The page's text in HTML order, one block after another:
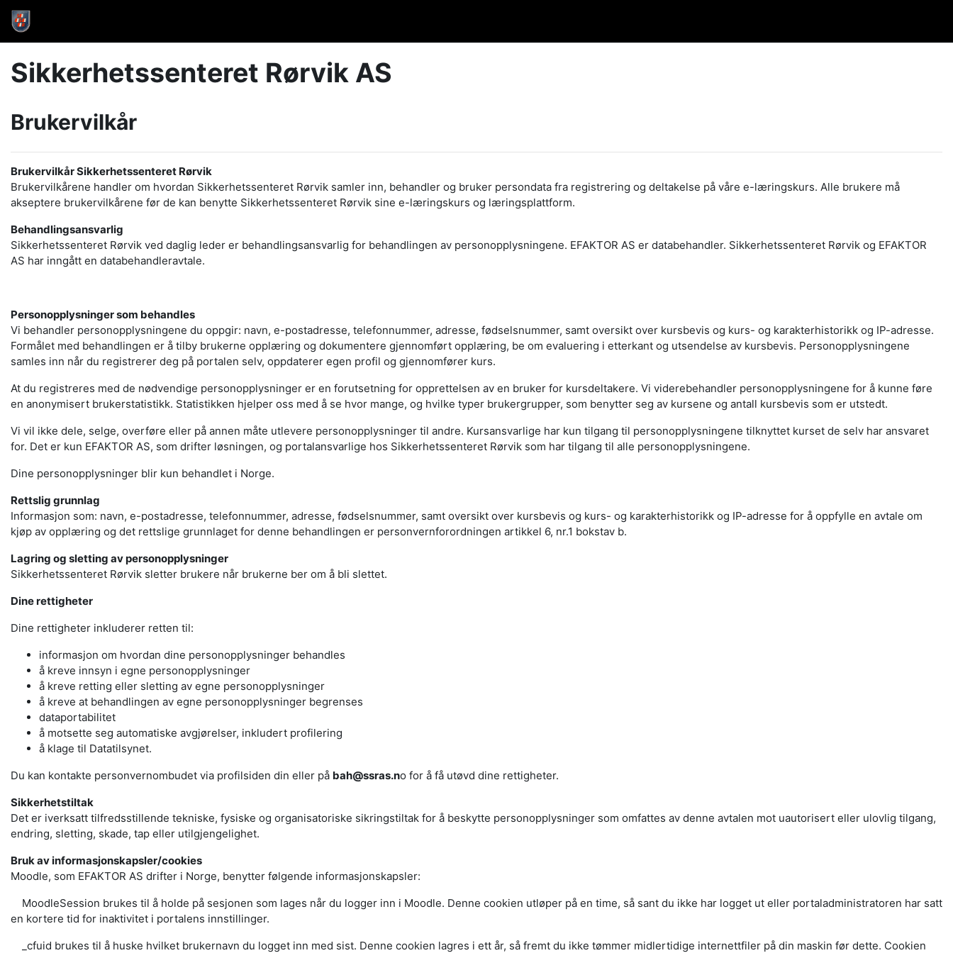
Gå til hovedinnhold
Sikkerhetssenteret Rørvik AS
Brukervilkår
Brukervilkår Sikkerhetssenteret Rørvik
Brukervilkårene handler om hvordan Sikkerhetssenteret Rørvik samler inn, behandler og bruker persondata fra registrering og deltakelse på våre e-læringskurs. Alle brukere må
akseptere brukervilkårene før de kan benytte Sikkerhetssenteret Rørvik sine e-læringskurs og læringsplattform.
Behandlingsansvarlig
Sikkerhetssenteret Rørvik ved daglig leder er behandlingsansvarlig for behandlingen av personopplysningene. EFAKTOR AS er databehandler. Sikkerhetssenteret Rørvik og EFAKTOR
AS har inngått en databehandleravtale.
Personopplysninger som behandles
Vi behandler personopplysningene du oppgir: navn, e-postadresse, telefonnummer, adresse, fødselsnummer, samt oversikt over kursbevis og kurs- og karakterhistorikk og IP-adresse.
Formålet med behandlingen er å tilby brukerne opplæring og dokumentere gjennomført opplæring, be om evaluering i etterkant og utsendelse av kursbevis. Personopplysningene
samles inn når du registrerer deg på portalen selv, oppdaterer egen profil og gjennomfører kurs.
At du registreres med de nødvendige personopplysninger er en forutsetning for opprettelsen av en bruker for kursdeltakere. Vi viderebehandler personopplysningene for å kunne føre
en anonymisert brukerstatistikk. Statistikken hjelper oss med å se hvor mange, og hvilke typer brukergrupper, som benytter seg av kursene og antall kursbevis som er utstedt.
Vi vil ikke dele, selge, overføre eller på annen måte utlevere personopplysninger til andre. Kursansvarlige har kun tilgang til personopplysningene tilknyttet kurset de selv har ansvaret
for. Det er kun EFAKTOR AS, som drifter løsningen, og portalansvarlige hos Sikkerhetssenteret Rørvik som har tilgang til alle personopplysningene.
Dine personopplysninger blir kun behandlet i Norge.
Rettslig grunnlag
Informasjon som: navn, e-postadresse, telefonnummer, adresse, fødselsnummer, samt oversikt over kursbevis og kurs- og karakterhistorikk og IP-adresse for å oppfylle en avtale om
kjøp av opplæring og det rettslige grunnlaget for denne behandlingen er personvernforordningen artikkel 6, nr.1 bokstav b.
Lagring og sletting av personopplysninger
Sikkerhetssenteret Rørvik sletter brukere når brukerne ber om å bli slettet.
Dine rettigheter
Dine rettigheter inkluderer retten til:
informasjon om hvordan dine personopplysninger behandles
å kreve innsyn i egne personopplysninger
å kreve retting eller sletting av egne personopplysninger
å kreve at behandlingen av egne personopplysninger begrenses
dataportabilitet
å motsette seg automatiske avgjørelser, inkludert profilering
å klage til Datatilsynet.
Du kan kontakte personvernombudet via profilsiden din eller på bah@ssras.no for å få utøvd dine rettigheter.
Sikkerhetstiltak
Det er iverksatt tilfredsstillende tekniske, fysiske og organisatoriske sikringstiltak for å beskytte personopplysninger som omfattes av denne avtalen mot uautorisert eller ulovlig tilgang,
endring, sletting, skade, tap eller utilgjengelighet.
Bruk av informasjonskapsler/cookies
Moodle, som EFAKTOR AS drifter i Norge, benytter følgende informasjonskapsler:
MoodleSession brukes til å holde på sesjonen som lages når du logger inn i Moodle. Denne cookien utløper på en time, så sant du ikke har logget ut eller portaladministratoren har satt
en kortere tid for inaktivitet i portalens innstillinger.
_cfuid brukes til å huske hvilket brukernavn du logget inn med sist. Denne cookien lagres i ett år, så fremt du ikke tømmer midlertidige internettfiler på din maskin før dette. Cookien